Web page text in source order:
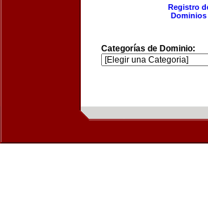
Registro
Dominios
Categorías de Dominio: